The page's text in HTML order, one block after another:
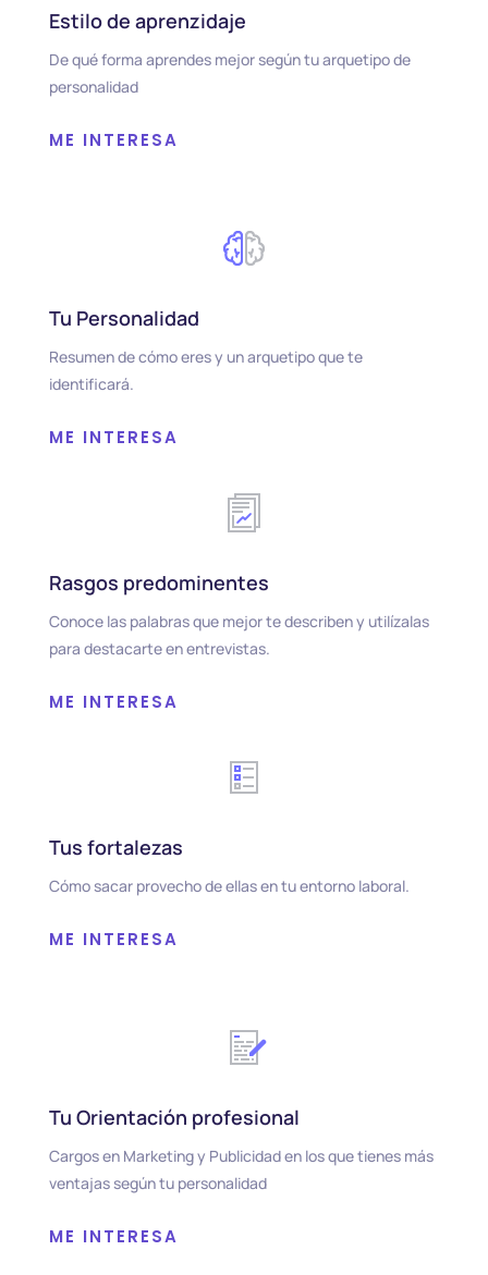
Estilo de aprenzidaje
De qué forma aprendes mejor según tu arquetipo de
personalidad
ME INTERESA
Tu Personalidad
Resumen de cómo eres y un arquetipo que te
identificará.
ME INTERESA
Rasgos predominentes
Conoce las palabras que mejor te describen y utilízalas
para destacarte en entrevistas.
ME INTERESA
Tus fortalezas
Cómo sacar provecho de ellas en tu entorno laboral.
ME INTERESA
Tu Orientación profesional
Cargos en Marketing y Publicidad en los que tienes más
ventajas según tu personalidad
ME INTERESA